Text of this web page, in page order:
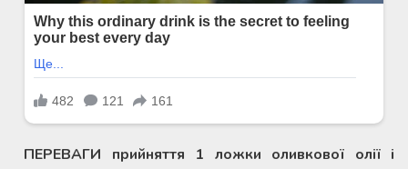
ПЕРЕВАГИ прийняття 1 ложки оливкової олії і